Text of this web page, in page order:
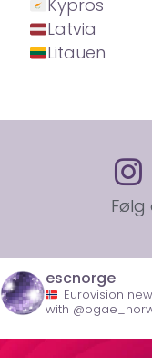
Kypros
Latvia
Litauen
escnorge
Eurovision
with